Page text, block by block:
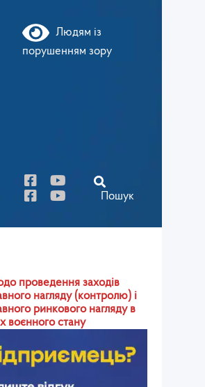
Людям із
порушенням зору
Пошук
проведення заходів
нагляду (контролю) і
ринкового нагляду в
воєнного стану